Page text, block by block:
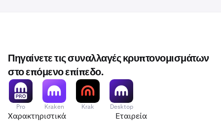
Πηγαίνετε τις συναλλαγές κρυπτονομισμάτων
στο επόμενο επίπεδο.
Pro Kraken Krak Desktop
Χαρακτηριστικά Εταιρεία